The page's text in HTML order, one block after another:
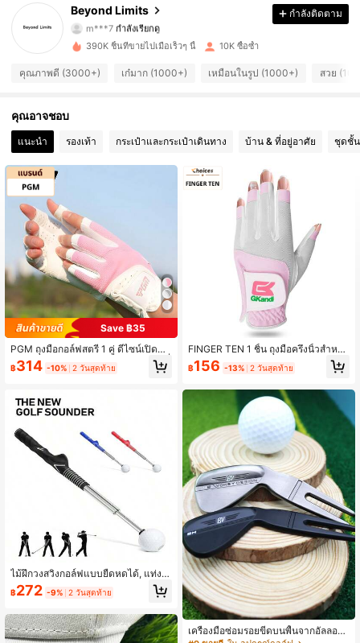
Beyond Limits
m***7
กำลังเรียกดู
4.68
2.6K ผู้ติดตาม
4.68 2.6K ผู้ติดตาม
4.68 2.6K ผู้ติดตาม
4.68
4.68 2.6K ผู้ติดตาม
4.68 2.6K ผู้ติดตาม
กำลังติดตาม
390K ชิ้นที่ขายไปเมื่อเร็วๆ นี้ 10K ซื้อซ้ำ
คุณภาพดี (3000+) เก๋มาก (1000+) เหมือนในรูป (1000+) สวย
คุณอาจชอบ
แนะนำ รองเท้า กระเป๋าและกระเป๋าเดินทาง บ้าน & ที่อยู่อาศัย ชุดชั้
Save ฿35
PGM ถุงมือกอล์ฟสตรี 1 คู่ ดีไซน์เปิดนิ้ว
ผ้าตาข่ายระบายอากาศ ระบบยึดเกาะที่
ได้รับการปรับปรุง
฿314 -10% 2 วันสุดท้าย
ไม้ฝึกวงสวิงกอล์ฟแบบยืดหดได้, แท่งฝึ
กซ้อมกอล์ฟในร่มพร้อมเอฟเฟกต์เสียง, เ
หมาะสำหรับการฝึกการเคลื่อนไหววงส
฿272 -9% 2 วันสุดท้าย
FINGER TEN 1 ชิ้น ถุงมือครึ่งนิ้วสำหรับ
กอล์ฟผู้หญิง (มือซ้าย) ถุงมือระบายอาก
าศได้ทุกสภาพอากาศ สบาย เพิ่มความ
รับนักกอล์ฟผู้หญิง
฿156 -13% 2 วันสุดท้าย
เครื่องมือซ่อมรอยขีดบนพื้นจากอัลลอย